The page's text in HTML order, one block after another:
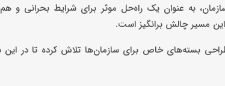
به عنوان یک راه‌حل موثر برای شرایط بحرانی
مسیر چالش برانگیز است.
بسته‌های خاص برای سازمان‌ها تلاش کرده تا در